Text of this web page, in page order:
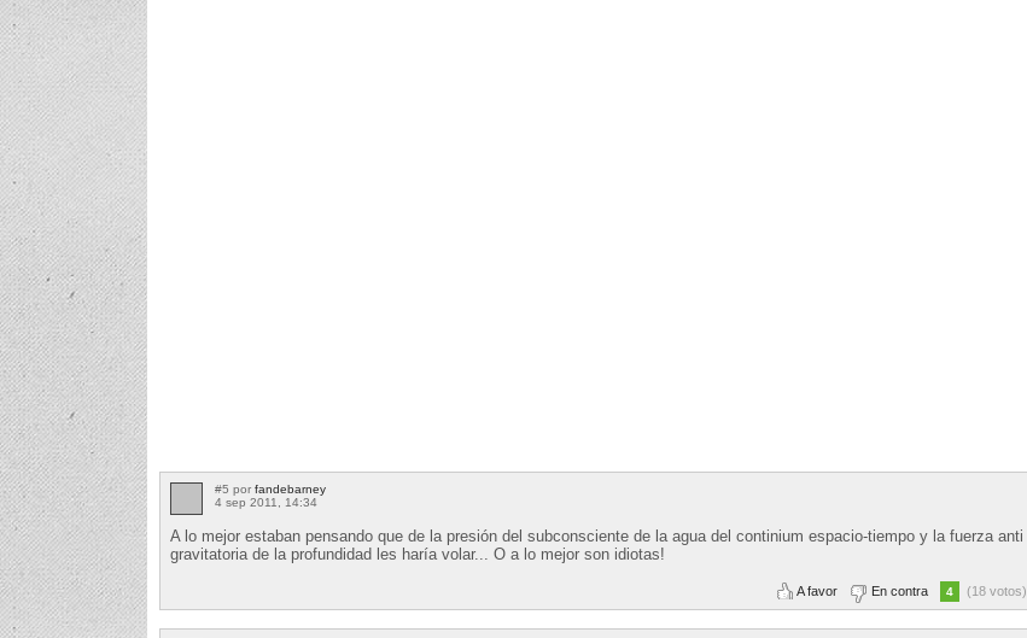
#5 por fandebarney
4 sep 2011, 14:34
A lo mejor estaban pensando que de la presión del subconsciente de la agua del continium espacio-tiempo y la fuerza anti
gravitatoria de la profundidad les haría volar... O a lo mejor son idiotas!
A favor En contra 4 (18 votos)